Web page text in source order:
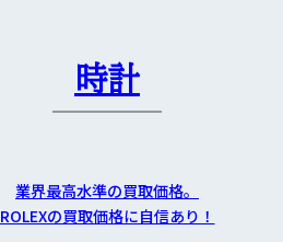
時計
業界最高水準の買取価格。
ROLEXの買取価格に自信あり！